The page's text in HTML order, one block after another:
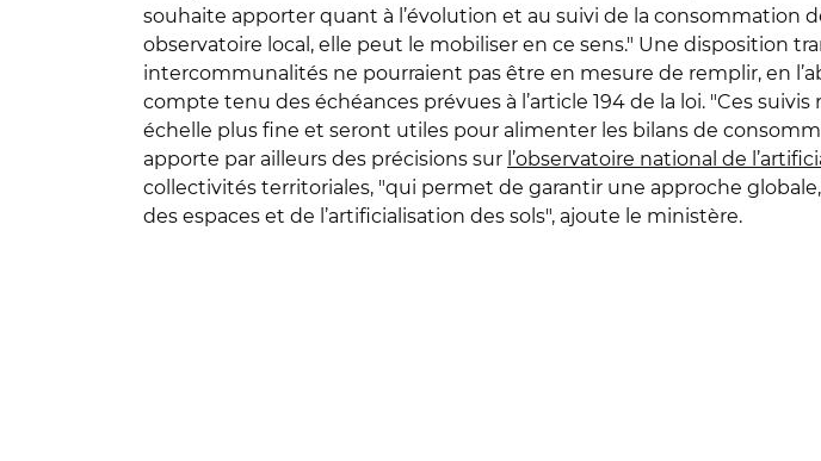
souhaite apporter quant à l’évolution et au suivi de la consommation
observatoire local, elle peut le mobiliser en ce sens." Une disposition
intercommunalités ne pourraient pas être en mesure de remplir, en
compte tenu des échéances prévues à l’article 194 de la loi. "Ces
échelle plus fine et seront utiles pour alimenter les bilans de
apporte par ailleurs des précisions sur l’observatoire national de
collectivités territoriales, "qui permet de garantir une approche
des espaces et de l’artificialisation des sols", ajoute le ministère.